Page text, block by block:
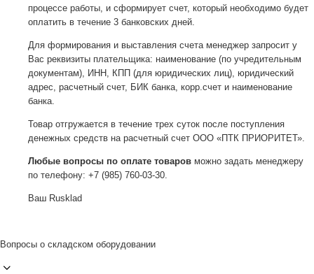
процессе работы, и сформирует счет, который необходимо будет
оплатить в течение 3 банковских дней.
Для формирования и выставления счета менеджер запросит у
Вас реквизиты плательщика: наименование (по учредительным
документам), ИНН, КПП (для юридических лиц), юридический
адрес, расчетный счет, БИК банка, корр.счет и наименование
банка.
Товар отгружается в течение трех суток после поступления
денежных средств на расчетный счет ООО «ПТК ПРИОРИТЕТ».
Любые вопросы по оплате товаров можно задать менеджеру
по телефону: +7 (985) 760-03-30.
Ваш Rusklad
Вопросы о складском оборудовании